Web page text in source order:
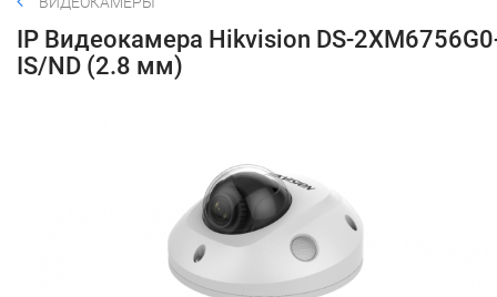
IP Видеокамера Hikvision DS-
IS/ND (2.8 мм)